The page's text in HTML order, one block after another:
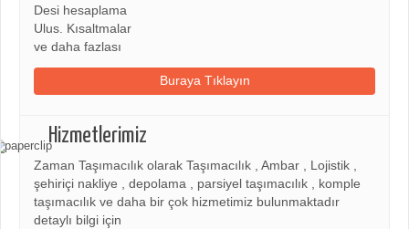
Desi hesaplama
Ulus. Kısaltmalar
ve daha fazlası
Buraya Tıklayın
Hizmetlerimiz
Zaman Taşımacılık olarak Taşımacılık , Ambar , Lojistik ,
şehiriçi nakliye , depolama , parsiyel taşımacılık , komple
taşımacılık ve daha bir çok hizmetimiz bulunmaktadır
detaylı bilgi için